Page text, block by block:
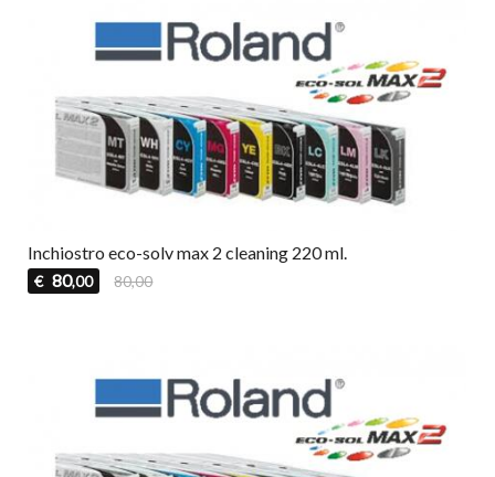
Inchiostro eco-solv max 2 cleaning 220 ml.
€ 80,00 80,00